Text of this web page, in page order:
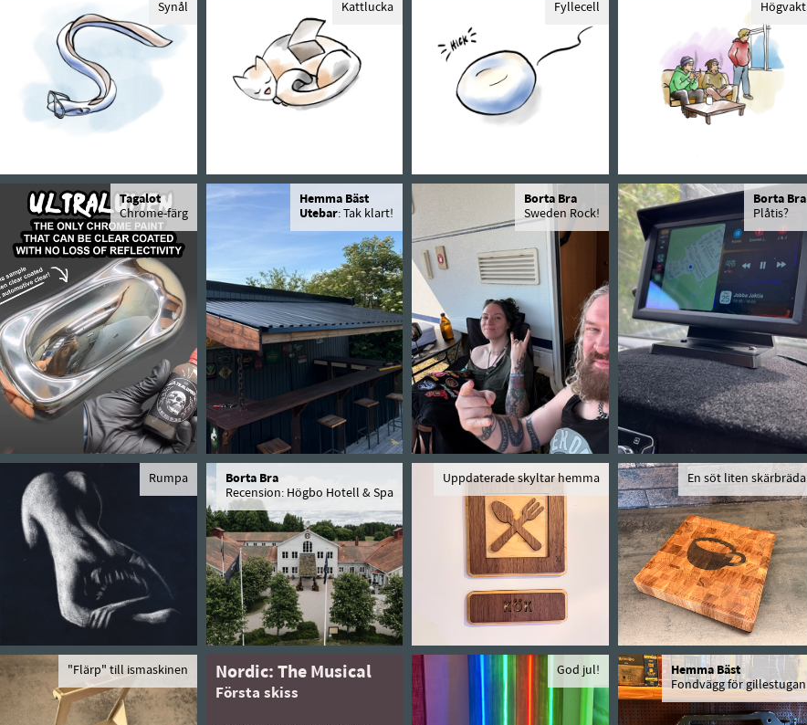
Synål Kattlucka Fyllecell Högvakt
Tagalot
Chrome-färg
Hemma Bäst
Utebar: Tak klart!
Borta Bra
Sweden Rock!
Borta Bra
Plåtis?
Rumpa
Borta Bra
Recension: Högbo Hotell & Spa
Uppdaterade skyltar hemma En söt liten skärbräda
"Flärp" till ismaskinen Nordic: The Musical
Första skiss
God jul!
Hemma Bäst
Fondvägg för gillestugan